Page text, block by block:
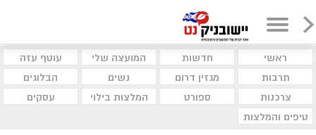
ראשי חדשות המועצה שלי
עוטף עזה
תרבות
מגזין דרום נשים
הבלוגים
צרכנות
ספורט המלצות בילוי
עסקים
טיפים והמלצות